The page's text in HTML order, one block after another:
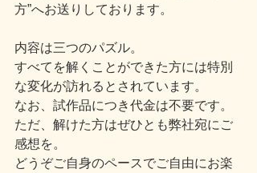
方”へお送りしております。
内容は三つのパズル。
すべてを解くことができた方には特別
な変化が訪れるとされています。
なお、試作品につき代金は不要です。
ただ、解けた方はぜひとも弊社宛にご
感想を。
どうぞご自身のペースでご自由にお楽